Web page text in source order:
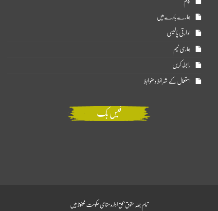
ہمارے بارے میں
ادارتی پالیسی
ہماری ٹیم
رابطہ کریں
استعمال کے شرائط و ضوابط
فیس بک
تمام جملہ حقوق بحق ادارہ مقامی حکومت محفوظ ہیں